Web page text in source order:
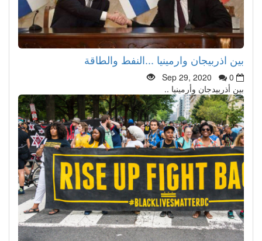
بين اذربيجان وارمينيا ...النفط والطاقة
Sep 29, 2020
0
بين أذربيدجان وأرمينيا ..